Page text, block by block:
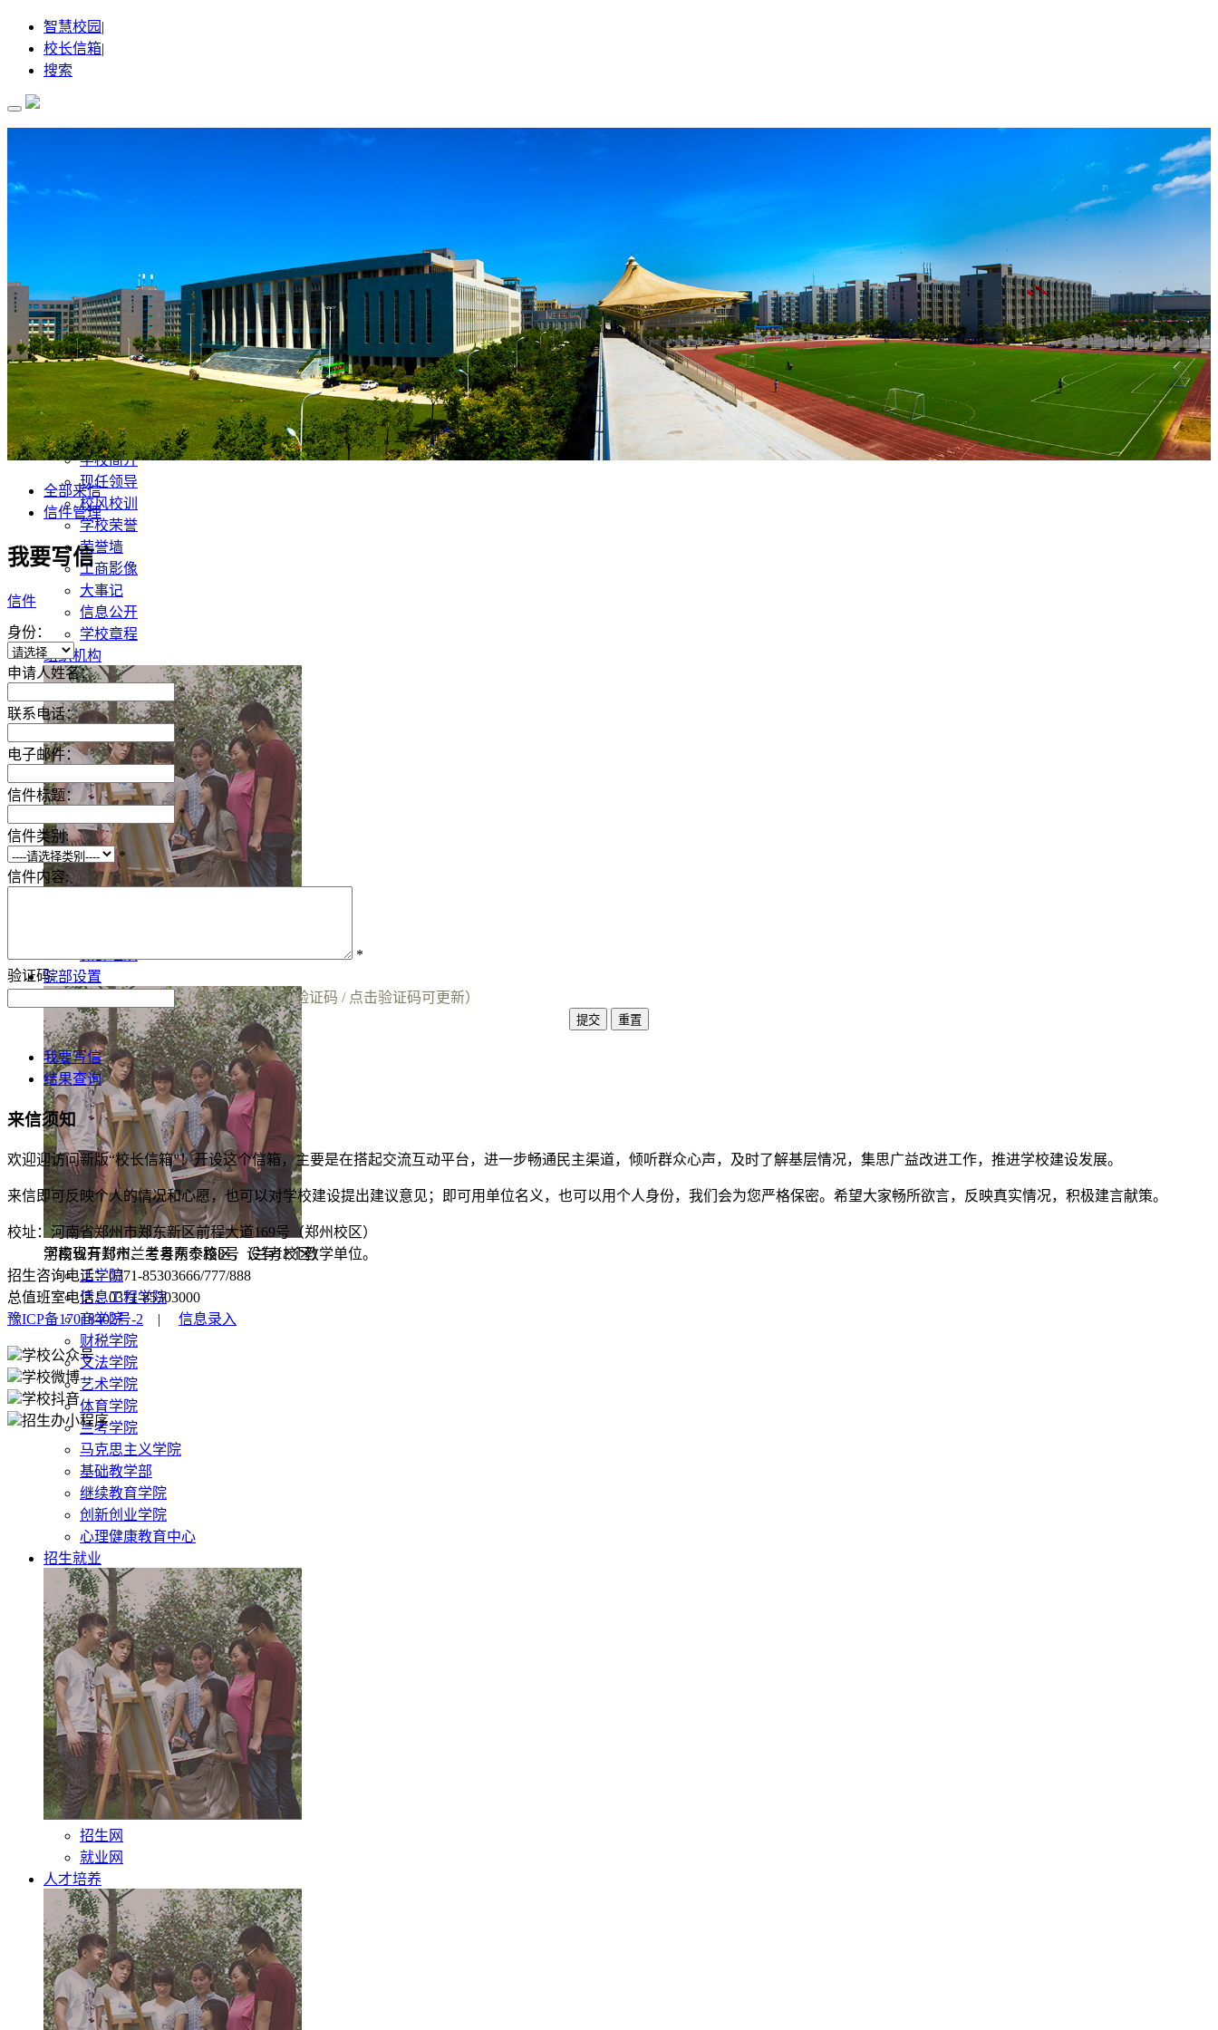
智慧校园 |
校长信箱|
搜索
郑州工商学院是2016年经教育部批准设立的全日制民办普通本科高校。
学校简介
现任领导
校风校训
学校荣誉
荣誉墙
工商影像
大事记
信息公开
学校章程
组织机构
院部设置
学校现有郑州、兰考两个校区，设有12个教学单位。
工学院
信息工程学院
商学院
财税学院
文法学院
艺术学院
体育学院
兰考学院
马克思主义学院
基础教学部
继续教育学院
创新创业学院
心理健康教育中心
招生就业
招生网
就业网
人才培养
全部来信
信件管理
我要写信
信件
身份：
申请人姓名：
*
联系电话：
*
电子邮件：
*
信件标题：
*
信件类别:
*
信件内容:
*
验证码:
（点击填写框显示验证码 / 点击验证码可更新）
我要写信
结果查询
来信须知
欢迎迎访问新版“校长信箱”！开设这个信箱，主要是在搭起交流互动平台，进一步畅通民主渠道，倾听群众心声，及时了解基层情况，集思广益改进工作，推进学校建设发展。
来信即可反映个人的情况和心愿，也可以对学校建设提出建议意见；即可用单位名义，也可以用个人身份，我们会为您严格保密。希望大家畅所欲言，反映真实情况，积极建言献策。
校址：河南省郑州市郑东新区前程大道169号（郑州校区）
河南省开封市兰考县东泰路8号（兰考校区）
招生咨询电话：0371-85303666/777/888
总值班室电话：0371-85303000
豫ICP备17018402号-2 | 信息录入
学校公众号
学校微博
学校抖音
招生办小程序